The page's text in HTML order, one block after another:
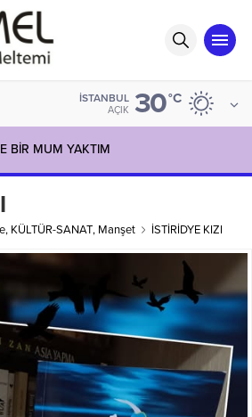
İSTANBUL
AÇIK 30°C
BİR MUM YAKTIM
, KÜLTÜR-SANAT, Manşet İSTİRİDYE KIZI